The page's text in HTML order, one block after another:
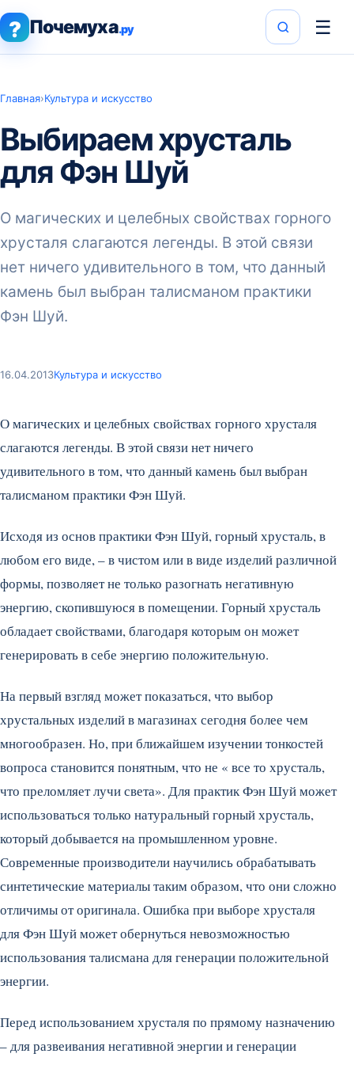
? Почемуха.ру ☰
Главная›Культура и искусство
Выбираем хрусталь
для Фэн Шуй
О магических и целебных свойствах горного
хрусталя слагаются легенды. В этой связи
нет ничего удивительного в том, что данный
камень был выбран талисманом практики
Фэн Шуй.
16.04.2013Культура и искусство
О магических и целебных свойствах горного хрусталя
слагаются легенды. В этой связи нет ничего
удивительного в том, что данный камень был выбран
талисманом практики Фэн Шуй.
Исходя из основ практики Фэн Шуй, горный хрусталь, в
любом его виде, – в чистом или в виде изделий различной
формы, позволяет не только разогнать негативную
энергию, скопившуюся в помещении. Горный хрусталь
обладает свойствами, благодаря которым он может
генерировать в себе энергию положительную.
На первый взгляд может показаться, что выбор
хрустальных изделий в магазинах сегодня более чем
многообразен. Но, при ближайшем изучении тонкостей
вопроса становится понятным, что не « все то хрусталь,
что преломляет лучи света». Для практик Фэн Шуй может
использоваться только натуральный горный хрусталь,
который добывается на промышленном уровне.
Современные производители научились обрабатывать
синтетические материалы таким образом, что они сложно
отличимы от оригинала. Ошибка при выборе хрусталя
для Фэн Шуй может обернуться невозможностью
использования талисмана для генерации положительной
энергии.
Перед использованием хрусталя по прямому назначению
– для развеивания негативной энергии и генерации